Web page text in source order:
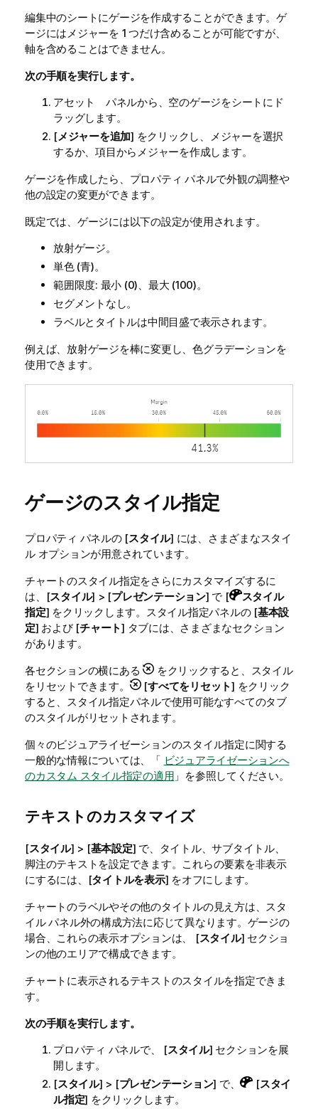
編集中のシートにゲージを作成することができます。ゲ
ージにはメジャーを 1 つだけ含めることが可能ですが、
軸を含めることはできません。
次の手順を実行します。
アセット パネルから、空のゲージをシートにド
ラッグします。
[メジャーを追加] をクリックし、メジャーを選択
するか、項目からメジャーを作成します。
ゲージを作成したら、プロパティ パネルで外観の調整や
他の設定の変更ができます。
既定では、ゲージには以下の設定が使用されます。
放射ゲージ。
単色 (青)。
範囲限度: 最小 (0)、最大 (100)。
セグメントなし。
ラベルとタイトルは中間目盛で表示されます。
例えば、放射ゲージを棒に変更し、色グラデーションを
使用できます。
ゲージのスタイル指定
プロパティ パネルの [スタイル] には、さまざまなスタイ
ル オプションが用意されています。
チャートのスタイル指定をさらにカスタマイズするに
は、[スタイル] > [プレゼンテーション] で [
スタイル
指定] をクリックします。スタイル指定パネルの [基本設
定] および [チャート] タブには、さまざまなセクション
があります。
各セクションの横にある
をクリックすると、スタイル
をリセットできます。
[すべてをリセット] をクリック
すると、スタイル指定パネルで使用可能なすべてのタブ
のスタイルがリセットされます。
個々のビジュアライゼーションのスタイル指定に関する
一般的な情報については、「 ビジュアライゼーションへ
のカスタム スタイル指定の適用 」を参照してください。
テキストのカスタマイズ
[スタイル] > [基本設定] で、タイトル、サブタイトル、
脚注のテキストを設定できます。これらの要素を非表示
にするには、[タイトルを表示] をオフにします。
チャートのラベルやその他のタイトルの見え方は、スタ
イル パネル外の構成方法に応じて異なります。ゲージの
場合、これらの表示オプションは、 [スタイル] セクショ
ンの他のエリアで構成できます。
チャートに表示されるテキストのスタイルを指定できま
す。
次の手順を実行します。
プロパティ パネルで、 [スタイル] セクションを展
開します。
[スタイル] > [プレゼンテーション] で、 [スタイ
ル指定] をクリックします。